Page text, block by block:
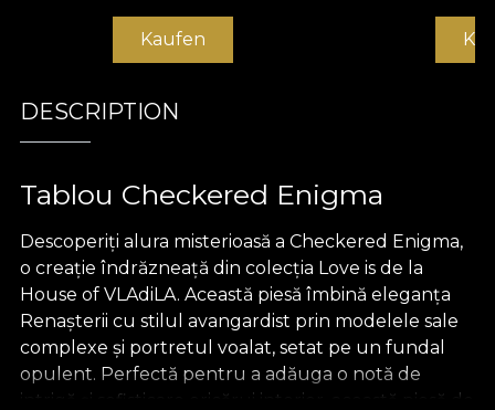
Kaufen
DESCRIPTION
Tablou Checkered Enigma
Descoperiți alura misterioasă a Checkered Enigma,
o creație îndrăzneață din colecția Love is de la
House of VLAdiLA. Această piesă îmbină eleganța
Renașterii cu stilul avangardist prin modelele sale
complexe și portretul voalat, setat pe un fundal
opulent. Perfectă pentru a adăuga o notă de
intrigă și sofisticare oricărui interior, această piesă de